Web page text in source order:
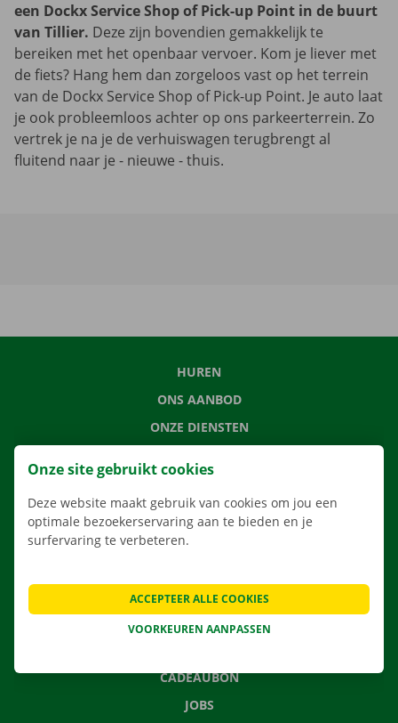
een Dockx Service Shop of Pick-up Point in de buurt
van Tillier. Deze zijn bovendien gemakkelijk te
bereiken met het openbaar vervoer. Kom je liever met
de fiets? Hang hem dan zorgeloos vast op het terrein
van de Dockx Service Shop of Pick-up Point. Je auto laat
je ook probleemloos achter op ons parkeerterrein. Zo
vertrek je na je de verhuiswagen terugbrengt al
fluitend naar je - nieuwe - thuis.
HUREN
ONS AANBOD
ONZE DIENSTEN
VERHUISOPLOSSINGEN
CONTACTEER ONS
VEELGESTELDE VRAGEN
CADEAUBON
JOBS
Onze site gebruikt cookies
Deze website maakt gebruik van cookies om jou een
optimale bezoekerservaring aan te bieden en je
surfervaring te verbeteren.
VOORKEUREN AANPASSEN
ACCEPTEER ALLE COOKIES